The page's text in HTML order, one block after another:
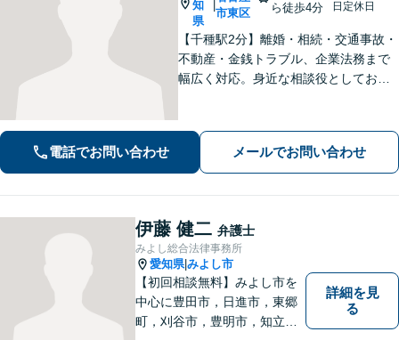
知
県
市東区
ら徒歩4分
日定休日
【千種駅2分】離婚・相続・交通事故・
不動産・金銭トラブル、企業法務まで
幅広く対応。身近な相談役としてお悩
め、まずは気軽にご相談ください。
【土日祝対応可、夜間対応可】【オン
ライン対応可】
電話でお問い合わせ メールでお問い合わせ
伊藤 健二 弁護士
みよし総合法律事務所
愛知県|みよし市
【初回相談無料】みよし市を
中心に豊田市，日進市，東郷
町，刈谷市，豊明市，知立市
詳細を見
る